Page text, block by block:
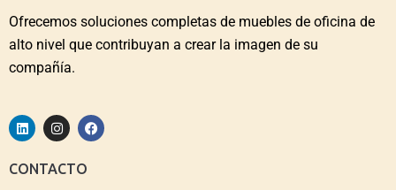
Ofrecemos soluciones completas de muebles de oficina de
alto nivel que contribuyan a crear la imagen de su
compañía.
CONTACTO